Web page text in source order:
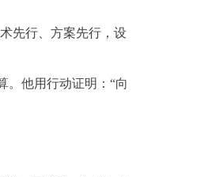
先行、方案先行，设
。他用行动证明：“向